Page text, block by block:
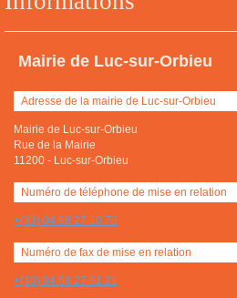
Mairie de Luc-sur-Orbieu
Adresse de la mairie de Luc-sur-Orbieu
Mairie de Luc-sur-Orbieu
Rue de la Mairie
11200 - Luc-sur-Orbieu
Numéro de téléphone de mise en relation
+(33) 04 68 27 10 75
Numéro de fax de mise en relation
+(33) 04 68 27 61 21